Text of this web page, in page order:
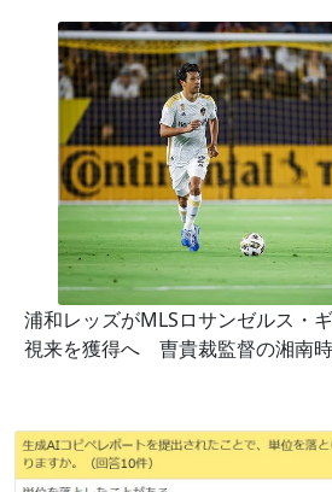
浦和レッズがMLSロサンゼルス・
視来を獲得へ 曺貴裁監督の湘南